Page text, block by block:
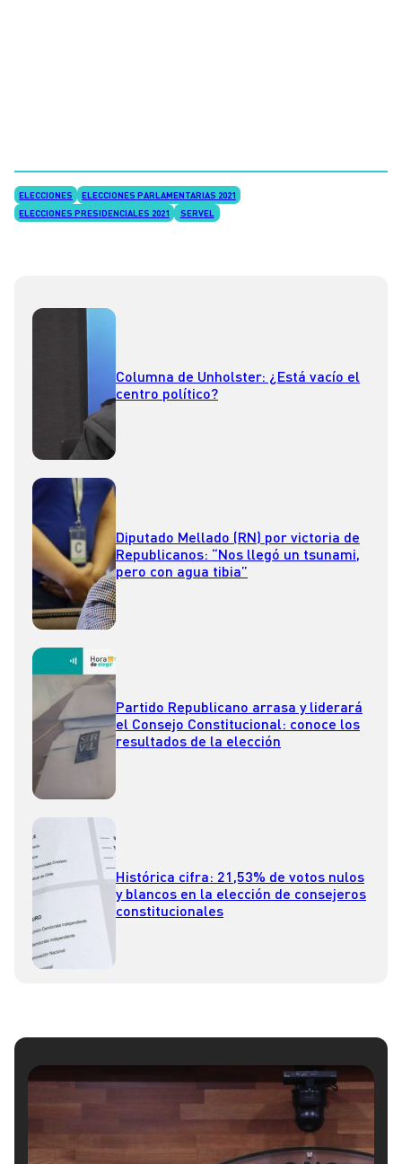
ELECCIONES
ELECCIONES PARLAMENTARIAS 2021
ELECCIONES PRESIDENCIALES 2021
SERVEL
Columna de Unholster: ¿Está vacío el
centro político?
Diputado Mellado (RN) por victoria de
Republicanos: “Nos llegó un tsunami,
pero con agua tibia”
Partido Republicano arrasa y liderará
el Consejo Constitucional: conoce los
resultados de la elección
Histórica cifra: 21,53% de votos nulos
y blancos en la elección de consejeros
constitucionales